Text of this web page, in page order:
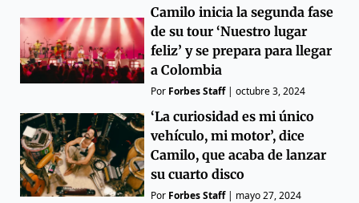
Camilo inicia la segunda fase
de su tour ‘Nuestro lugar
feliz’ y se prepara para llegar
a Colombia
Por Forbes Staff|octubre 3, 2024
‘La curiosidad es mi único
vehículo, mi motor’, dice
Camilo, que acaba de lanzar
su cuarto disco
Por Forbes Staff| mayo 27, 2024